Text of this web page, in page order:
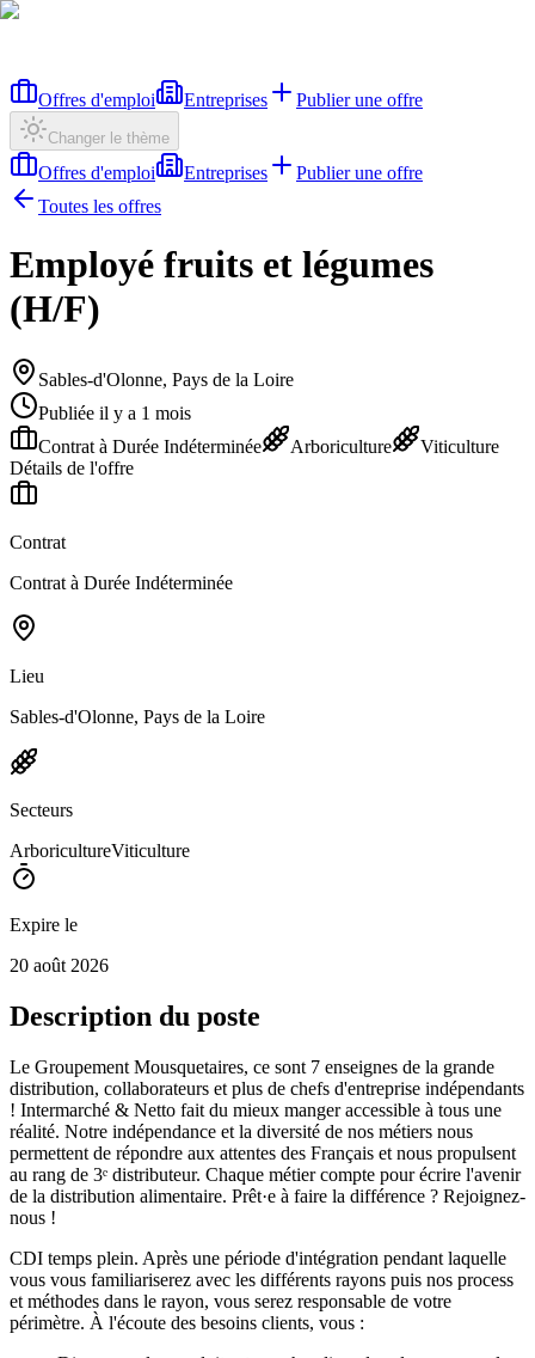
Offres d'emploi Entreprises Publier une offre
Changer le thème
Offres d'emploi Entreprises
Publier une offre
Toutes les offres
Employé fruits et légumes
(H/F)
Sables-d'Olonne, Pays de la Loire
Publiée il y a 1 mois
Contrat à Durée Indéterminée
Arboriculture
Viticulture
Détails de l'offre
Contrat
Contrat à Durée Indéterminée
Lieu
Sables-d'Olonne, Pays de la Loire
Secteurs
ArboricultureViticulture
Expire le
20 août 2026
Description du poste
Le Groupement Mousquetaires, ce sont 7 enseignes de la grande
distribution, collaborateurs et plus de chefs d'entreprise indépendants
! Intermarché & Netto fait du mieux manger accessible à tous une
réalité. Notre indépendance et la diversité de nos métiers nous
permettent de répondre aux attentes des Français et nous propulsent
au rang de 3ᵉ distributeur. Chaque métier compte pour écrire l'avenir
de la distribution alimentaire. Prêt·e à faire la différence ? Rejoignez-
nous !
CDI temps plein. Après une période d'intégration pendant laquelle
vous vous familiariserez avec les différents rayons puis nos process
et méthodes dans le rayon, vous serez responsable de votre
périmètre. À l'écoute des besoins clients, vous :